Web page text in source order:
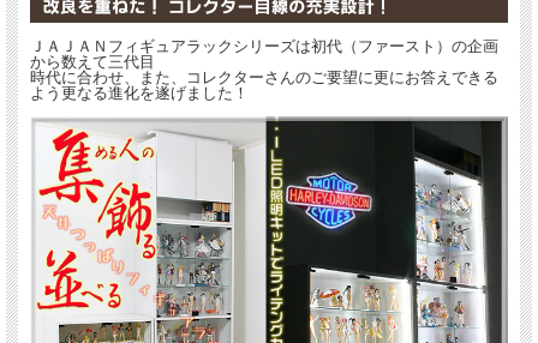
ＪＡＪＡＮフィギュアラックシリーズは初代（ファースト）の企画
から数えて三代目
時代に合わせ、また、コレクターさんのご要望に更にお答えできる
よう更なる進化を遂げました！